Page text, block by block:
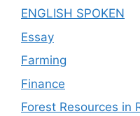
ENGLISH SPOKEN
Essay
Farming
Finance
Forest Resources in